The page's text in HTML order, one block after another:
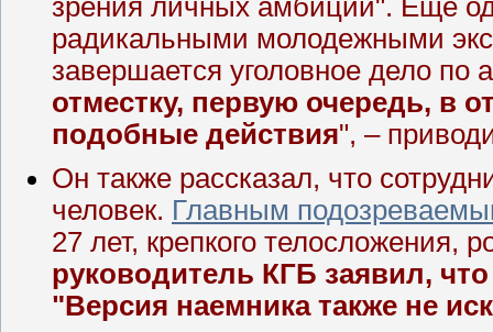
зрения личных амбиций". Еще
радикальными молодежными
завершается уголовное дело
отместку, первую очередь, в
подобные действия", –
Он также рассказал, что
человек. Главным
27 лет, крепкого телосложения,
руководитель КГБ заявил,
"Версия наемника также не